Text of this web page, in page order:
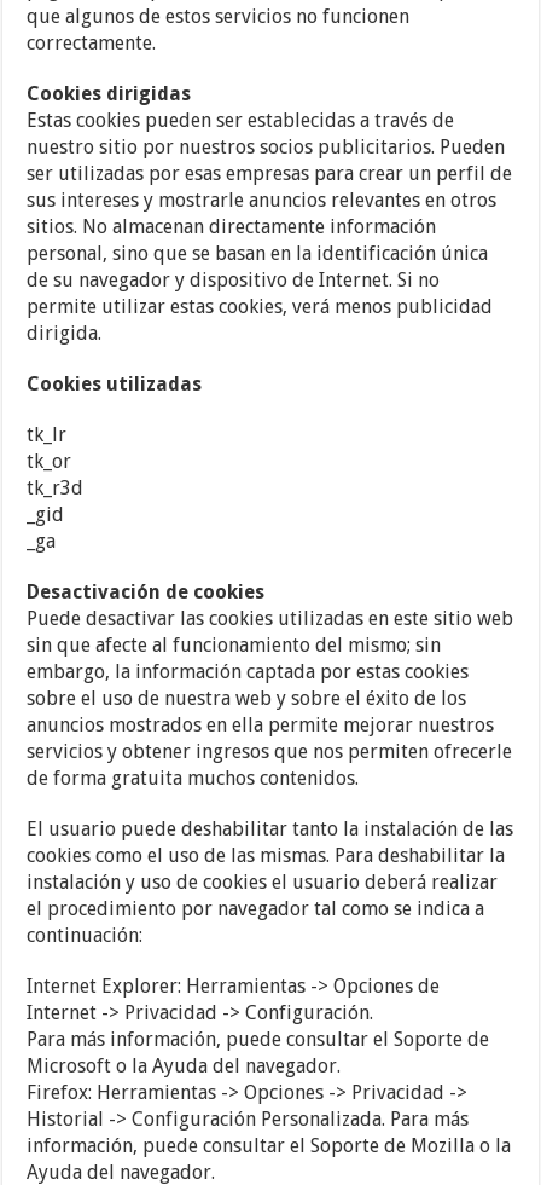
que algunos de estos servicios no funcionen
correctamente.
Cookies dirigidas
Estas cookies pueden ser establecidas a través de
nuestro sitio por nuestros socios publicitarios. Pueden
ser utilizadas por esas empresas para crear un perfil de
sus intereses y mostrarle anuncios relevantes en otros
sitios. No almacenan directamente información
personal, sino que se basan en la identificación única
de su navegador y dispositivo de Internet. Si no
permite utilizar estas cookies, verá menos publicidad
dirigida.
Cookies utilizadas
tk_lr
tk_or
tk_r3d
_gid
_ga
Desactivación de cookies
Puede desactivar las cookies utilizadas en este sitio web
sin que afecte al funcionamiento del mismo; sin
embargo, la información captada por estas cookies
sobre el uso de nuestra web y sobre el éxito de los
anuncios mostrados en ella permite mejorar nuestros
servicios y obtener ingresos que nos permiten ofrecerle
de forma gratuita muchos contenidos.
El usuario puede deshabilitar tanto la instalación de las
cookies como el uso de las mismas. Para deshabilitar la
instalación y uso de cookies el usuario deberá realizar
el procedimiento por navegador tal como se indica a
continuación:
Internet Explorer: Herramientas -> Opciones de
Internet -> Privacidad -> Configuración.
Para más información, puede consultar el Soporte de
Microsoft o la Ayuda del navegador.
Firefox: Herramientas -> Opciones -> Privacidad ->
Historial -> Configuración Personalizada. Para más
información, puede consultar el Soporte de Mozilla o la
Ayuda del navegador.